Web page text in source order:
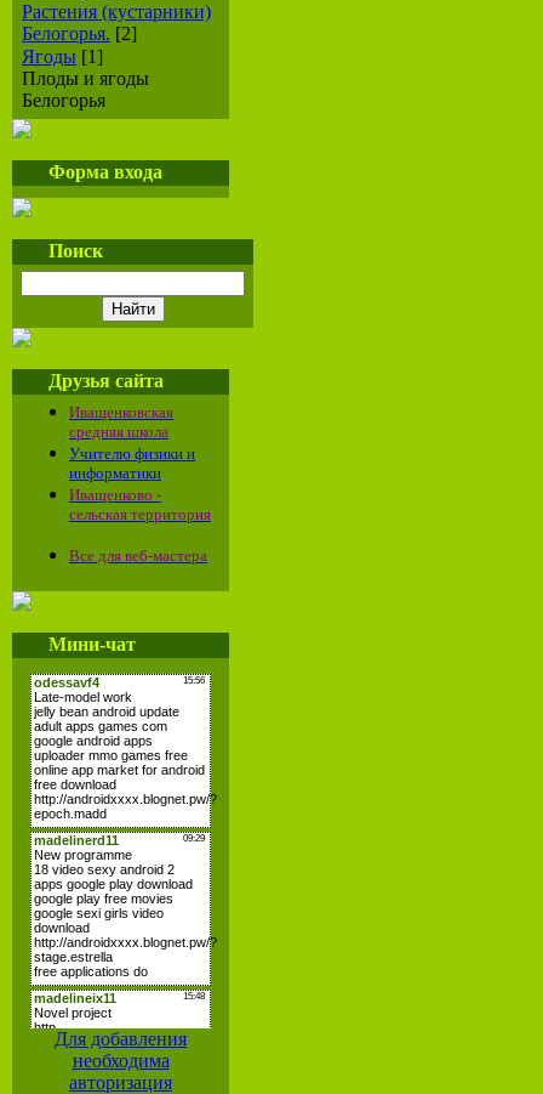
Растения (кустарники)
Белогорья. [2]
Ягоды [1]
Плоды и ягоды
Белогорья
Форма входа
Поиск
Друзья сайта
Иващенковская
средняя школа
Учителю физики и
информатики
Иващенково -
сельская территория
Все для веб-мастера
Мини-чат
Для добавления
необходима
авторизация